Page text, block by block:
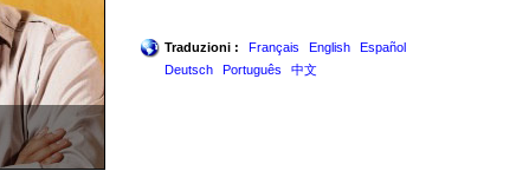
Traduzioni : Français English
Español
Deutsch
Português 中文